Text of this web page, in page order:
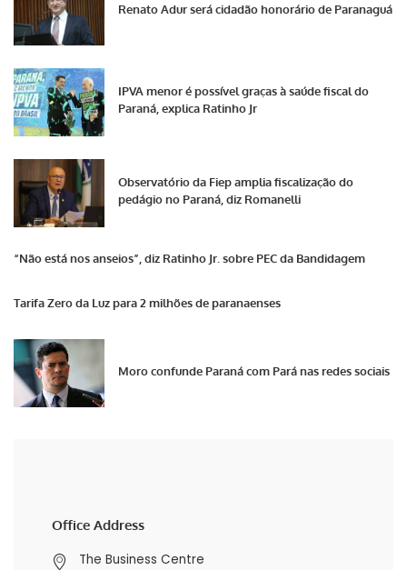
Renato Adur será cidadão honorário de Paranaguá
IPVA menor é possível graças à saúde fiscal do
Paraná, explica Ratinho Jr
Observatório da Fiep amplia fiscalização do
pedágio no Paraná, diz Romanelli
“Não está nos anseios”, diz Ratinho Jr. sobre PEC da Bandidagem
Tarifa Zero da Luz para 2 milhões de paranaenses
Moro confunde Paraná com Pará nas redes sociais
Office Address
The Business Centre